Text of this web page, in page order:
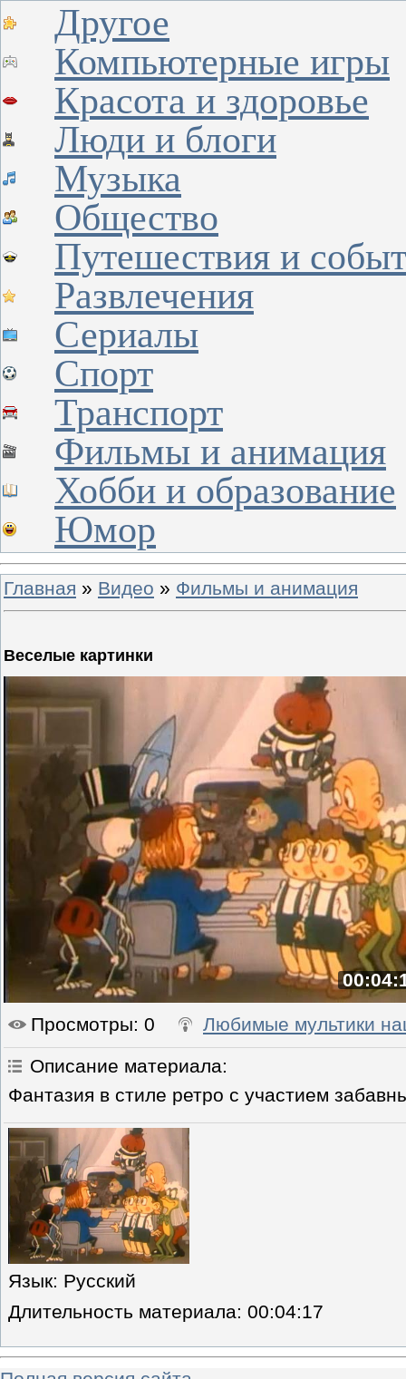
Другое
Компьютерные игры
Красота и здоровье
Люди и блоги
Музыка
Общество
Путешествия и
Развлечения
Сериалы
Спорт
Транспорт
Фильмы и анимация
Хобби и образование
Юмор
Главная » Видео » Фильмы и анимация
Веселые картинки
Просмотры: 0
Любимые мультики
Описание материала:
Фантазия в стиле ретро с участием
Язык: Русский
Длительность материала: 00:04:17